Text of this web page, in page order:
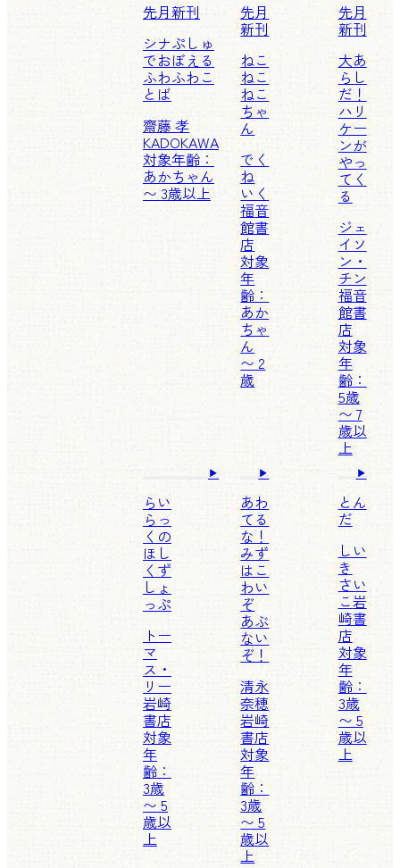
先月新刊
シナぷしゅ
でおぼえる
ふわふわこ
とば
齋藤 孝
KADOKAWA
対象年齢：
あかちゃん
〜 3歳以上
先月
新刊
ねこ
ねこ
ねこ
ちゃ
ん
でく
ね
いく
福音
館書
店
対象
年
齢：
あか
ちゃ
ん
〜 2
歳
先月
新刊
大あ
らし
だ！
ハリ
ケー
ンが
やっ
てく
る
ジェ
イソ
ン・
チン
福音
館書
店
対象
年
齢：
5歳
〜 7
歳以
上
らい
らっ
くの
ほし
くず
しょ
っぷ
トー
マ
ス・
リー
岩崎
書店
対象
年
齢：
3歳
〜 5
歳以
上
あわ
てる
な！
みず
はこ
わい
ぞ
あぶ
ない
ぞ！
清永
奈穂
岩崎
書店
対象
年
齢：
3歳
〜 5
歳以
上
とん
だ
しい
き
さい
こ岩
崎書
店
対象
年
齢：
3歳
〜 5
歳以
上